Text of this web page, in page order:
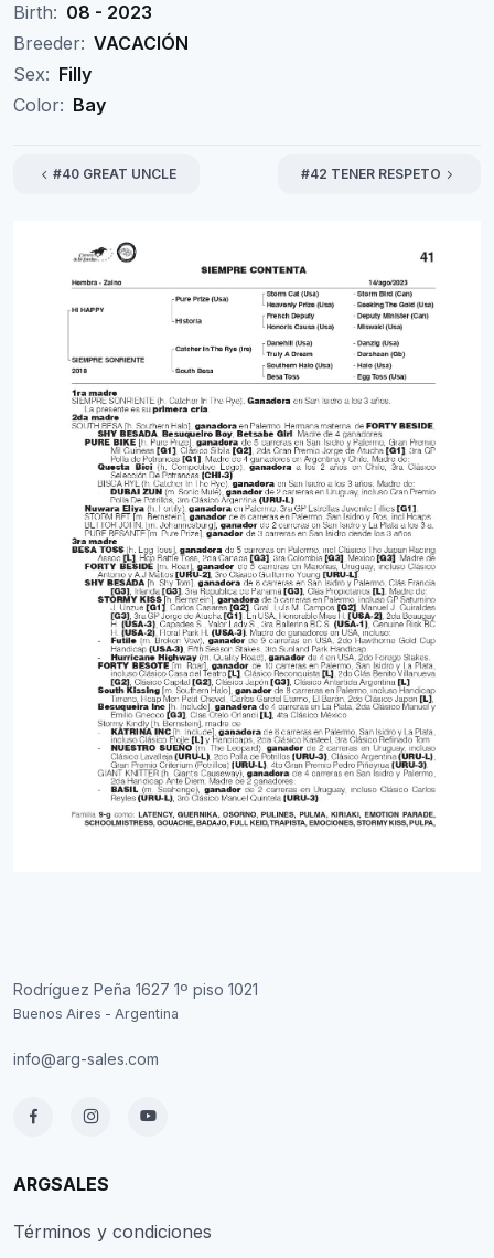
Birth: 08 - 2023
Breeder: VACACIÓN
Sex: Filly
Color: Bay
#40 GREAT UNCLE #42 TENER RESPETO
Rodríguez Peña 1627 1º piso 1021
Buenos Aires - Argentina
info@arg-sales.com
ARGSALES
Términos y condiciones